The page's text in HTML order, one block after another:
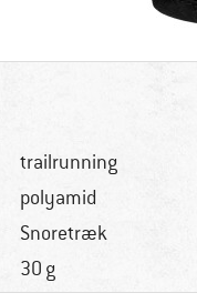
trailrunning
polyamid
Snoretræk
30 g